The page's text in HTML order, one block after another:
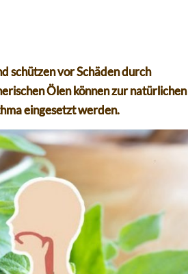
schützen vor Schäden durch
Ölen können zur natürlichen
eingesetzt werden.